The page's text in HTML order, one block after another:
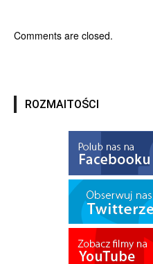
Comments are closed.
ROZMAITOŚCI